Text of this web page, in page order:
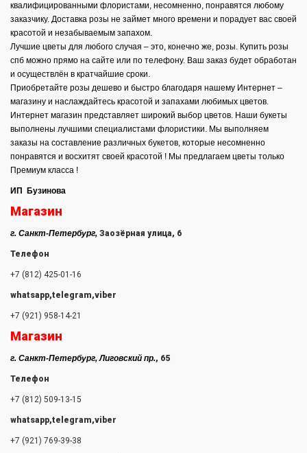
квалифицированными флористами, несомненно, понравятся любому
заказчику. Доставка розы не займет много времени и порадует вас своей
красотой и незабываемым запахом.
Лучшие цветы для любого случая – это, конечно же, розы. Купить розы
спб можно прямо на сайте или по телефону. Ваш заказ будет обработан
и осуществлён в кратчайшие сроки.
Приобретайте розы дешево и быстро благодаря нашему Интернет –
магазину и наслаждайтесь красотой и запахами любимых цветов.
Интернет магазин представляет широкий выбор цветов. Наши букеты
выполнены лучшими специалистами флористики. Мы выполняем
заказы на составление различных букетов, которые несомненно
понравятся и восхитят своей красотой ! Мы предлагаем цветы только
Премиум класса !
ИП Бузинова
Магазин
г. Санкт-Петербург, Заозёрная улица, 6
Телефон
+7 (812) 425-01-16
whatsapp,telegram,viber
+7 (921) 958-14-21
Магазин
г. Санкт-Петербург, Лиговский пр., 65
Телефон
+7 (812) 509-13-15
whatsapp,telegram,viber
+7 (921) 769-39-38